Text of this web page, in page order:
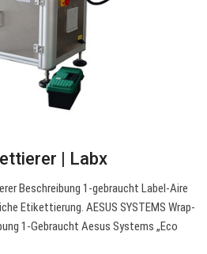
| Labx
Beschreibung 1-gebraucht Label-Aire
Etikettierung. AESUS SYSTEMS Wrap-
1-Gebraucht Aesus Systems „Eco